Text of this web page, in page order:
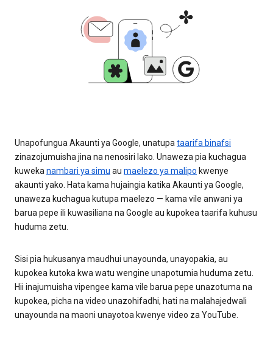
Unapofungua Akaunti ya Google, unatupa taarifa binafsi
zinazojumuisha jina na nenosiri lako. Unaweza pia kuchagua
kuweka nambari ya simu au maelezo ya malipo kwenye
akaunti yako. Hata kama hujaingia katika Akaunti ya Google,
unaweza kuchagua kutupa maelezo — kama vile anwani ya
barua pepe ili kuwasiliana na Google au kupokea taarifa kuhusu
huduma zetu.
Sisi pia hukusanya maudhui unayounda, unayopakia, au
kupokea kutoka kwa watu wengine unapotumia huduma zetu.
Hii inajumuisha vipengee kama vile barua pepe unazotuma na
kupokea, picha na video unazohifadhi, hati na malahajedwali
unayounda na maoni unayotoa kwenye video za YouTube.